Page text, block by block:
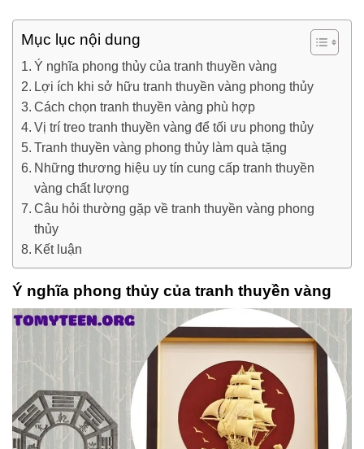
Mục lục nội dung
Ý nghĩa phong thủy của tranh thuyền vàng
Lợi ích khi sở hữu tranh thuyền vàng phong thủy
Cách chọn tranh thuyền vàng phù hợp
Vị trí treo tranh thuyền vàng để tối ưu phong thủy
Tranh thuyền vàng phong thủy làm quà tặng
Những thương hiệu uy tín cung cấp tranh thuyền
vàng chất lượng
Câu hỏi thường gặp về tranh thuyền vàng phong
thủy
Kết luận
Ý nghĩa phong thủy của tranh thuyền vàng